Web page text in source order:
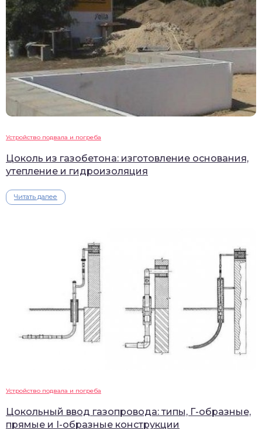
Устройство подвала и погреба
Цоколь из газобетона: изготовление основания,
утепление и гидроизоляция
Читать далее
Устройство подвала и погреба
Цокольный ввод газопровода: типы, Г-образные,
прямые и I-образные конструкции